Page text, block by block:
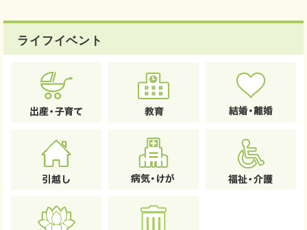
ライフイベント